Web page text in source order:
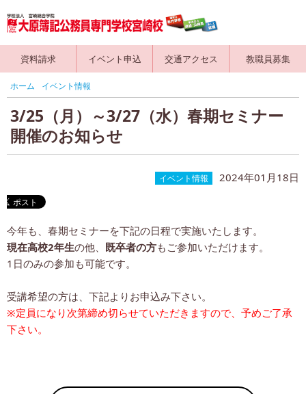
資料請求 イベント申込 交通アクセス 教職員募集
ホーム イベント情報
3/25（月）～3/27（水）春期セミナー
開催のお知らせ
イベント情報 2024年01月18日
今年も、春期セミナーを下記の日程で実施いたします。
現在高校2年生の他、 既卒者の方もご参加いただけます。
1日のみの参加も可能です。
受講希望の方は、下記よりお申込み下さい。
※定員になり次第締め切らせていただきますので、予めご了承
下さい。